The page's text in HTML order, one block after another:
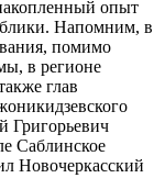
опыт
Напомним, в
помимо
в регионе
глав
Григорьевич
Саблинское
Новочеркасский